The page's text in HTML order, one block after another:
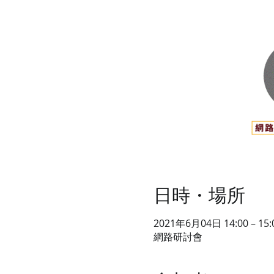
日時・場所
2021年6月04日 14:00 –
網路研討會